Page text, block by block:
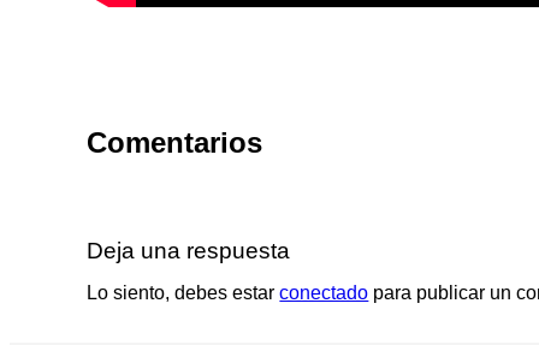
Comentarios
Deja una respuesta
Lo siento, debes estarconectado para publicar un